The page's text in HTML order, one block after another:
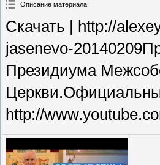
Описание материала:
Скачать | http://
jasenevo-
Президиума
http://